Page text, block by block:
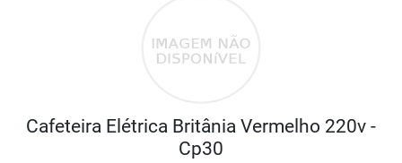
Cafeteira Elétrica Britânia Vermelho 220v -
Cp30